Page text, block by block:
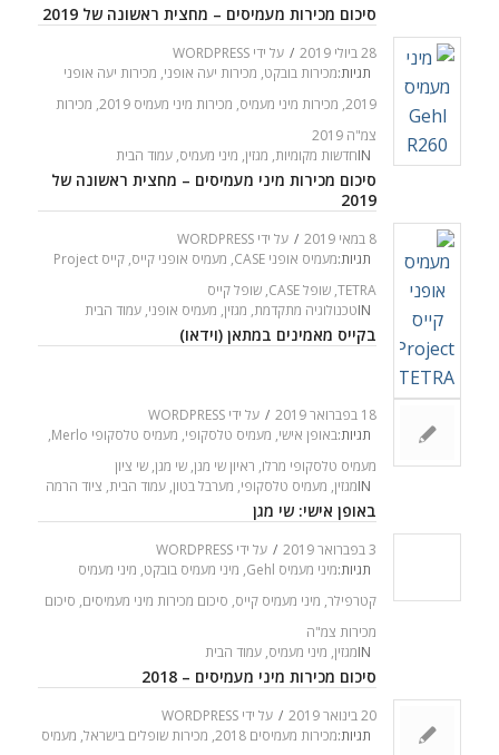
סיכום מכירות מעמיסים – מחצית ראשונה של 2019
28 ביולי 2019 / על ידי WORDPRESS
INחדשות מקומיות, מגזין, מיני מעמיס, עמוד הבית
תגיות:מכירות בובקט, מכירות יעה אופני, מכירות יעה אופני
2019
, מכירות מיני מעמיס, מכירות מיני מעמיס 2019 , מכירות
צמ"ה 2019
סיכום מכירות מיני מעמיסים – מחצית ראשונה של
2019
8 במאי 2019 / על ידי WORDPRESS
INטכנולוגיה מתקדמת, מגזין, מעמיס אופני, עמוד הבית
תגיות:מעמיס אופני CASE , מעמיס אופני קייס,
קייס Project
TETRA
, שופל CASE , שופל קייס
בקייס מאמינים במתאן (וידאו)
18 בפברואר 2019 / על ידי WORDPRESS
INמגזין, מעמיס טלסקופי, מערבל בטון, עמוד הבית, ציוד הרמה
תגיות:באופן אישי, מעמיס טלסקופי, מעמיס טלסקופי Merlo
,
מעמיס טלסקופי מרלו, ראיון שי מגן, שי מגן, שי ציון
באופן אישי: שי מגן
3 בפברואר 2019 / על ידי WORDPRESS
INמגזין, מיני מעמיס, עמוד הבית
תגיות:מיני מעמיס Gehl , מיני מעמיס בובקט, מיני מעמיס
קטרפילר, מיני מעמיס קייס, סיכום מכירות מיני מעמיסים, סיכום
מכירות צמ"ה
סיכום מכירות מיני מעמיסים – 2018
20 בינואר 2019 / על ידי WORDPRESS
תגיות:מכירות מעמיסים 2018 , מכירות שופלים בישראל, מעמיס